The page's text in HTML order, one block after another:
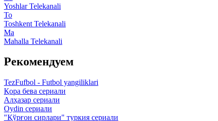
Yoshlar Telekanali
To
Toshkent Telekanali
Ma
Mahalla Telekanali
Рекомендуем
TezFufbol - Futbol yangiliklari
Қора бева сериали
Алҳазар сериали
Oydin сериали
"Қўрғон сирлари" туркия сериали